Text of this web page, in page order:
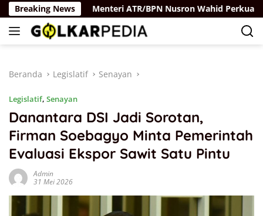
Langsung
ke
konten
Breaking News
Rus Menteri ATR/BPN Nusron Wahid Perkuat
Beranda Legislatif Senayan
Legislatif, Senayan
Danantara DSI Jadi Sorotan,
Firman Soebagyo Minta Pemerintah
Evaluasi Ekspor Sawit Satu Pintu
Admin
31 Mei 2026